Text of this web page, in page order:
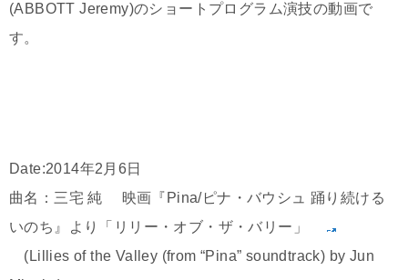
(ABBOTT Jeremy)のショートプログラム演技の動画で
す。
Date:2014年2月6日
曲名：三宅 純 映画『Pina/ピナ・バウシュ 踊り続ける
いのち』より「リリー・オブ・ザ・バリー」
(Lillies of the Valley (from “Pina” soundtrack) by Jun